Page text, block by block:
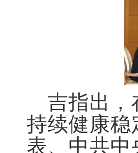
吉指出，
持续健康稳
表、中共中